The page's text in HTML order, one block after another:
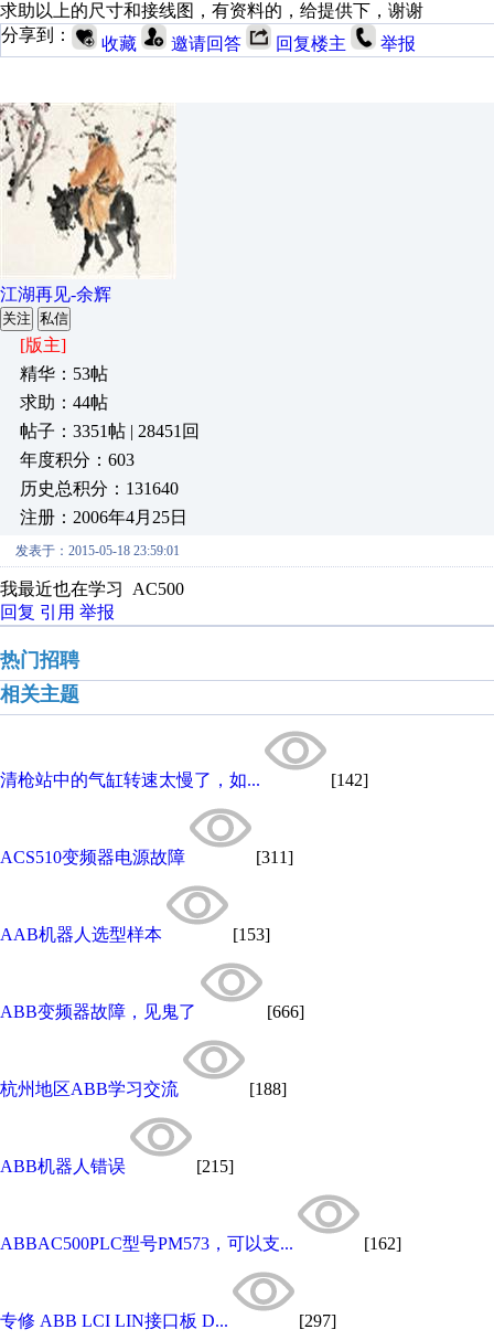
求助以上的尺寸和接线图，有资料的，给提供下，谢谢
分享到：
收藏 邀请回答 回复楼主 举报
江湖再见-余辉
关注 私信
[版主]
精华：53帖
求助：44帖
帖子：3351帖 | 28451回
年度积分：603
历史总积分：131640
注册：2006年4月25日
发表于：2015-05-18 23:59:01
我最近也在学习 AC500
回复 引用 举报
热门招聘
相关主题
清枪站中的气缸转速太慢了，如... [142]
ACS510变频器电源故障 [311]
AAB机器人选型样本 [153]
ABB变频器故障，见鬼了 [666]
杭州地区ABB学习交流 [188]
ABB机器人错误 [215]
ABBAC500PLC型号PM573，可以支... [162]
专修 ABB LCI LIN接口板 D... [297]